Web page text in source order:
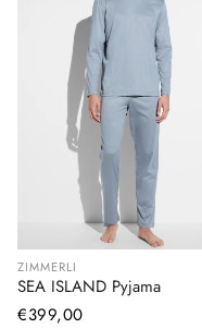
ZIMMERLI
SEA ISLAND Pyjama
Normaler
€399,00